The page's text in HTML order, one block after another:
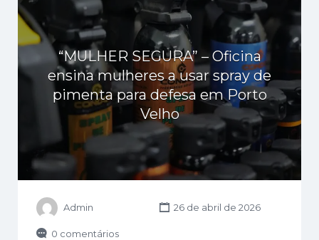
“MULHER SEGURA” – Oficina
ensina mulheres a usar spray de
pimenta para defesa em Porto
Velho
Admin 26 de abril de 2026
0 comentários